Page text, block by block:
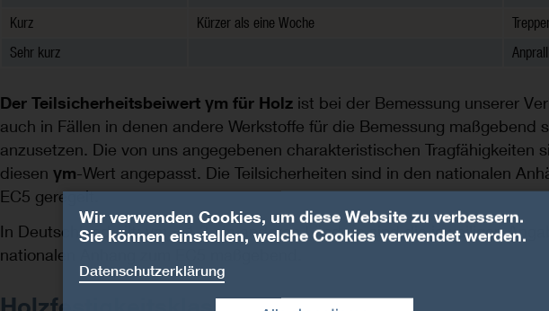
Kurz
Kürzer als eine Woche
Sehr kurz
Der Teilsicherheitsbeiwert γm für Holz ist bei der Bemessung unserer
auch in Fällen in denen andere Werkstoffe für die Bemessung maßgebend
anzusetzen. Die von uns angegebenen charakteristischen Tragfähigkeiten
diesen γm-Wert angepasst. Die Teilsicherheiten sind in den nationalen
EC5 geregelt.
In Deutschland gilt: γm = 1,3. In anderen Ländern sind die jeweiligen
nationalen Anhang zum EC5 maßgebend.
Wir verwenden Cookies, um diese Website zu verbessern.
Sie können einstellen, welche Cookies verwendet werden.
Datenschutzerklärung